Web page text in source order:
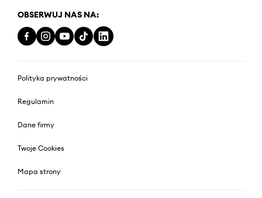
OBSERWUJ NAS NA:
Polityka prywatności
Regulamin
Dane firmy
Twoje Cookies
Mapa strony